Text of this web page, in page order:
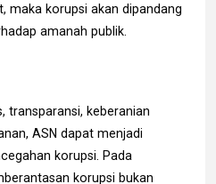
maka korupsi akan dipandang
amanah publik.
transparansi, keberanian
ASN dapat menjadi
korupsi. Pada
korupsi bukan